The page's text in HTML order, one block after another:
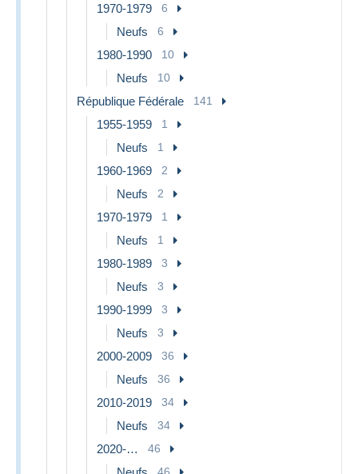
1970-1979 6
Neufs 6
1980-1990 10
Neufs 10
République Fédérale 141
1955-1959 1
Neufs 1
1960-1969 2
Neufs 2
1970-1979 1
Neufs 1
1980-1989 3
Neufs 3
1990-1999 3
Neufs 3
2000-2009 36
Neufs 36
2010-2019 34
Neufs 34
2020-… 46